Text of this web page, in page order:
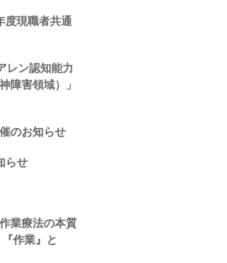
現職者共通
レン認知能力
障害領域）」
のお知らせ
らせ
業療法の本質
作業』と